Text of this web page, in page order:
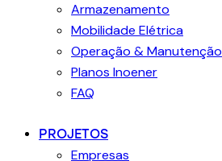
Armazenamento
Mobilidade Elétrica
Operação & Manutenção
Planos Inoener
FAQ
PROJETOS
Empresas